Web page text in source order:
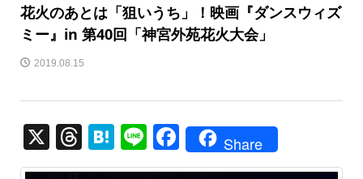
花火のあとは「狙いうち」！映画『ダンスウィズ
ミー』in 第40回「神宮外苑花火大会」
2019.08.15
X
T
hr
H
at
Li
n
F
a
Share